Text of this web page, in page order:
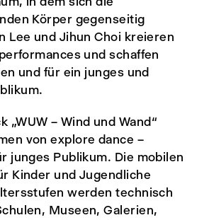
Körper gegenseitig
Lee und Jihun Choi kreieren
und schaffen
und für ein junges und
„WUW – Wind und Wand“
von explore dance –
junges Publikum. Die mobilen
Kinder und Jugendliche
werden technisch
Museen, Galerien,